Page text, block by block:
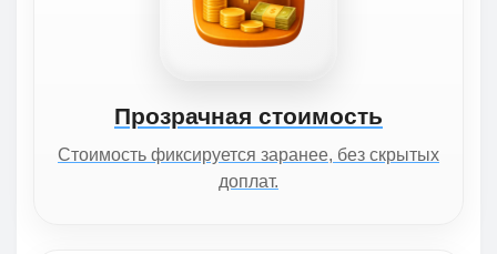
Прозрачная стоимость
Стоимость фиксируется заранее, без скрытых
доплат.